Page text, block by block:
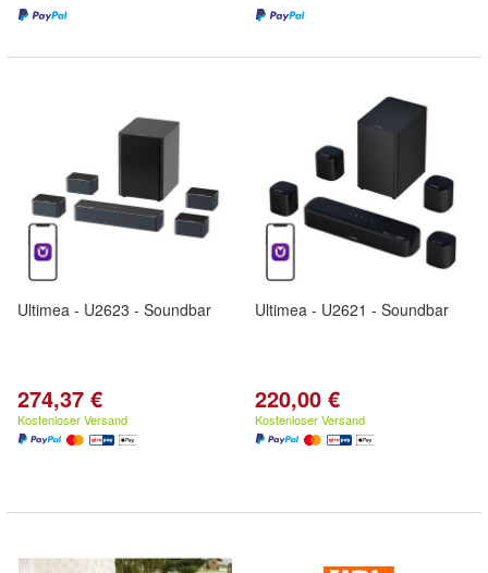
Ultimea - U2623 - Soundbar
274,37 €
Kostenloser Versand
Ultimea - U2621 - Soundbar
220,00 €
Kostenloser Versand